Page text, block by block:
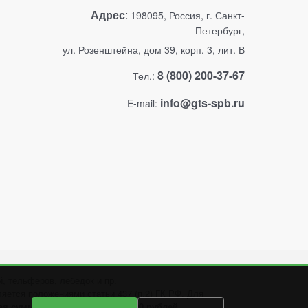
Адрес: 198095, Россия, г. Санкт-
Петербург,
ул. Розенштейна, дом 39, корп. 3, лит. В
Тел.: 8 (800) 200-37-67
E-mail: info@gts-spb.ru
тельферов, лебедок и пр.
положениями статьи 437 (п.2) ГК РФ. Для